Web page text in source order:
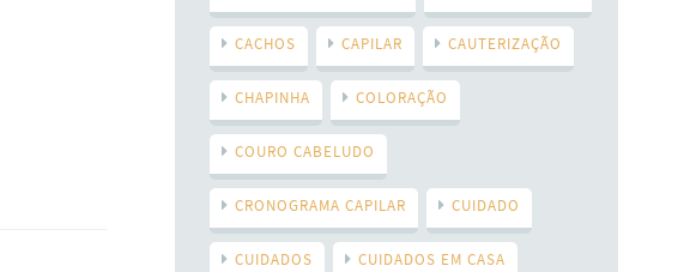
CACHOS CAPILAR CAUTERIZAÇÃO
CHAPINHA COLORAÇÃO
COURO CABELUDO
CRONOGRAMA CAPILAR CUIDADO
CUIDADOS CUIDADOS EM CASA